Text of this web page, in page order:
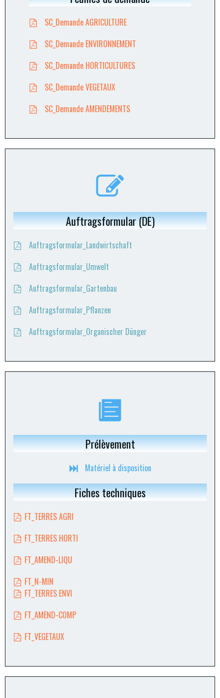
SC_Demande AGRICULTURE
SC_Demande ENVIRONNEMENT
SC_Demande HORTICULTURES
SC_Demande VEGETAUX
SC_Demande AMENDEMENTS
Auftragsformular (DE)
Auftragsformular_Landwirtschaft
Auftragsformular_Umwelt
Auftragsformular_Gartenbau
Auftragsformular_Pflanzen
Auftragsformular_Organischer Dünger
Prélèvement
Matériel à disposition
Fiches techniques
FT_TERRES AGRI
FT_TERRES HORTI
FT_AMEND-LIQU
FT_N-MIN
FT_TERRES ENVI
FT_AMEND-COMP
FT_VEGETAUX